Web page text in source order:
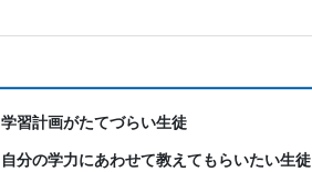
学習計画がたてづらい生徒
自分の学力にあわせて教えてもらいたい生徒